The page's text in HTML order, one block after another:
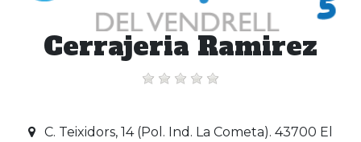
Cerrajeria Ramirez
C. Teixidors, 14 (Pol. Ind. La Cometa). 43700 El